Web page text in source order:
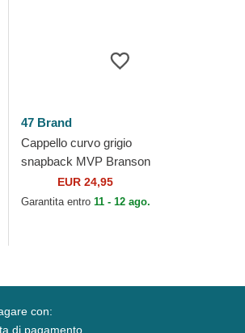
47 Brand
Cappello curvo grigio
snapback MVP Branson
dei New York Yankees
MLB di 47 Brand
EUR 24,95
Garantita entro 11 - 12 ago.
con:
di pagamento